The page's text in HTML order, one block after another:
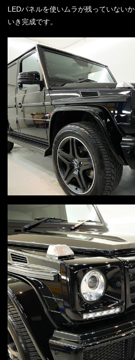
LEDパネルを使いムラが残っていない
いき完成です。